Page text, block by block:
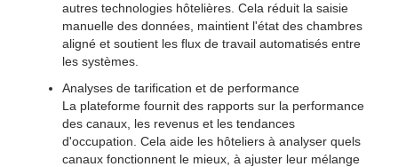
autres technologies hôtelières. Cela réduit la saisie
manuelle des données, maintient l'état des chambres
aligné et soutient les flux de travail automatisés entre
les systèmes.
Analyses de tarification et de performance
La plateforme fournit des rapports sur la performance
des canaux, les revenus et les tendances
d'occupation. Cela aide les hôteliers à analyser quels
canaux fonctionnent le mieux, à ajuster leur mélange